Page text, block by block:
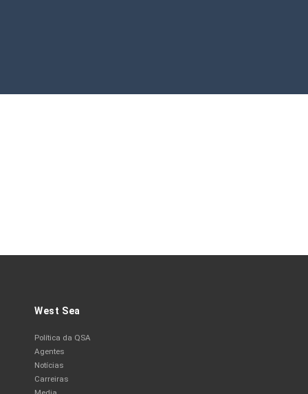
West Sea
Política da QSA
Agentes
Notícias
Carreiras